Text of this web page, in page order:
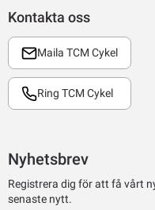
Kontakta oss
Maila TCM Cykel
Ring TCM Cykel
Nyhetsbrev
Registrera dig för att få vårt
senaste nytt.